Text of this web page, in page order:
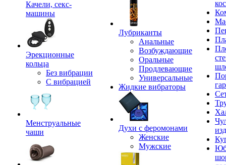
Качели, секс-
машины
Эрекционные
кольца
Без вибрации
С вибрацией
Менструальные
чаши
Лубриканты
Анальные
Возбуждающие
Оральные
Продлевающие
Универсальные
Жидкие вибраторы
Духи с феромонами
Женские
Мужские